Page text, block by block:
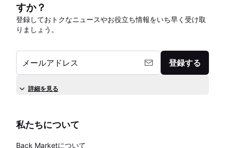
すか？
登録しておトクなニュースやお役立ち情報をいち早く受け取
りましょう。
メールアドレス 登録する
詳細を見る
私たちについて
Back Marketについて